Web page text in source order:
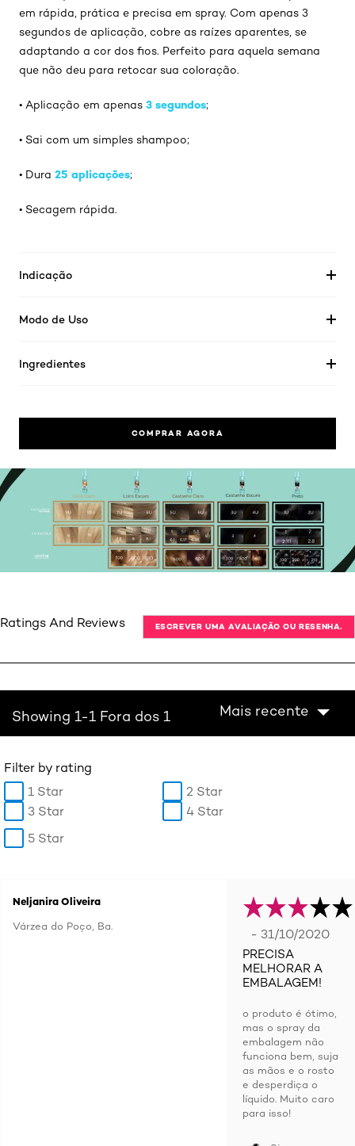
em rápida, prática e precisa em spray. Com apenas 3
segundos de aplicação, cobre as raízes aparentes, se
adaptando a cor dos fios. Perfeito para aquela semana
que não deu para retocar sua coloração.
• Aplicação em apenas 3 segundos;
• Sai com um simples shampoo;
• Dura 25 aplicações;
• Secagem rápida.
Indicação
Modo de Uso
Ingredientes
COMPRAR AGORA
Ratings And Reviews ESCREVER UMA AVALIAÇÃO OU RESENHA.
Showing 1-1 Fora dos 1 Mais recente
Filter by rating
1 Star
2 Star
3 Star
4 Star
5 Star
Neljanira Oliveira
Várzea do Poço, Ba.
- 31/10/2020
PRECISA
MELHORAR A
EMBALAGEM!
o produto é ótimo,
mas o spray da
embalagem não
funciona bem, suja
as mãos e o rosto
e desperdiça o
líquido. Muito caro
para isso!